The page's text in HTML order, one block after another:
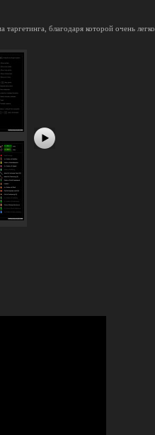
благодаря которой очень легко